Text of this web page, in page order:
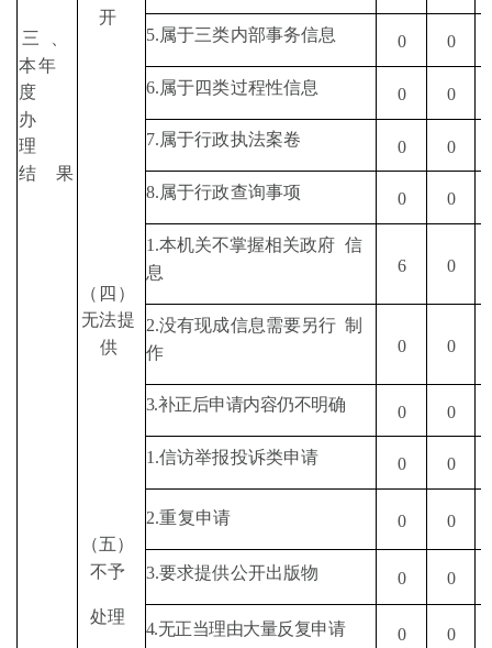
三
本年
度
办
理
结
果
开
5.属于三类内部事务信息 0 0
6.属于四类过程性信息 0 0
7.属于行政执法案卷 0 0
8.属于行政查询事项 0 0
（四）
无法提
供
1.本机关不掌握相关政府 信
息
6 0
2.没有现成信息需要另行 制
作
0 0
3.补正后申请内容仍不明确 0 0
（五）
不予
处理
1.信访举报投诉类申请 0 0
2.重复申请 0 0
3.要求提供公开出版物 0 0
4.无正当理由大量反复申请 0 0